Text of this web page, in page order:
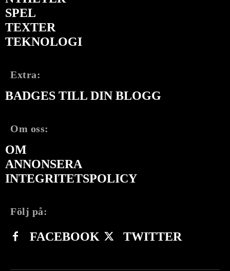
SPEL
TEXTER
TEKNOLOGI
Extra:
BADGES TILL DIN BLOGG
Om oss:
OM
ANNONSERA
INTEGRITETSPOLICY
Följ på:
FACEBOOK TWITTER